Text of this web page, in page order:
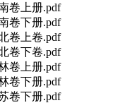
卷上册.pdf
卷下册.pdf
卷上卷.pdf
卷下卷.pdf
卷上册.pdf
卷下册.pdf
卷下册.pdf